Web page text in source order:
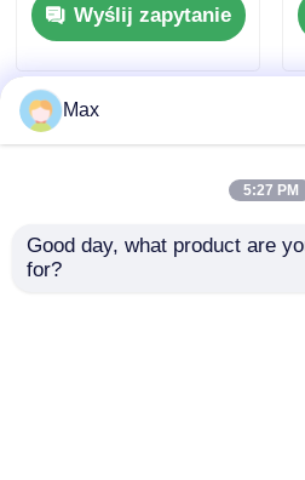
IP65, odporny na
korozję
Wyślij zapytanie
Max
5:27 PM
Good day, what product are
for?